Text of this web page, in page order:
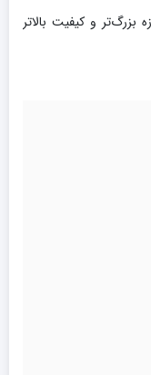
بزرگ‌تر و کیفیت بالاتر